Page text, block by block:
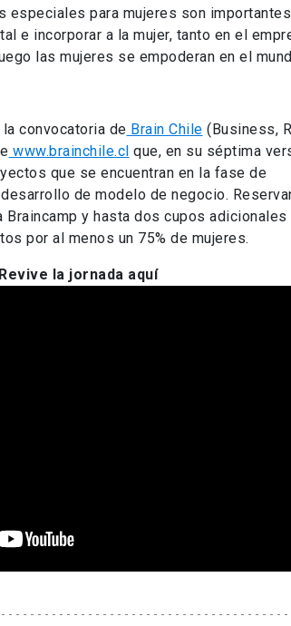
especiales para mujeres son
e incorporar a la mujer, tanto en el
las mujeres se empoderan en el
convocatoria de Brain Chile (Business,
www.brainchile.cl que, en su séptima
que se encuentran en la fase de
de modelo de negocio.
y hasta dos cupos adicionales
por al menos un 75% de mujeres.
Revive la jornada aquí